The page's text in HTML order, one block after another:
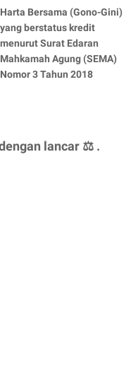
Harta Bersama (Gono-Gini)
yang berstatus kredit
menurut Surat Edaran
Mahkamah Agung (SEMA)
Nomor 3 Tahun 2018
lancar ⚖ .